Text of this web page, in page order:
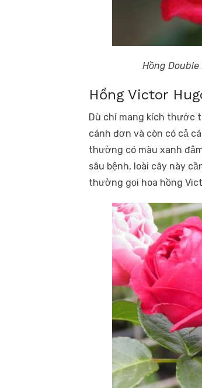
Hồng
Hồng Victor
Dù chỉ mang kích thước
cánh đơn và còn có cả
thường có màu xanh
sâu bệnh, loài cây này
thường gọi hoa hồng